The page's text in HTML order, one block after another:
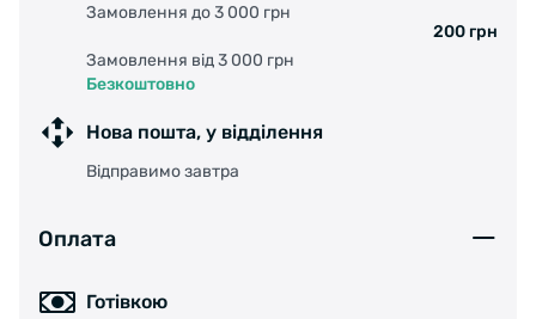
Замовлення до 3 000 грн
200 грн
Замовлення від 3 000 грн
Безкоштовно
Нова пошта, у відділення
Відправимо завтра
Оплата
Готівкою